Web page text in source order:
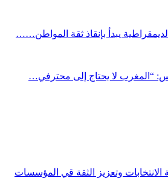
يبدأ بإنقاذ ثقة المواطن……
“المغرب لا يحتاج إلى محترفي…
وتعزيز الثقة قي المؤسسات